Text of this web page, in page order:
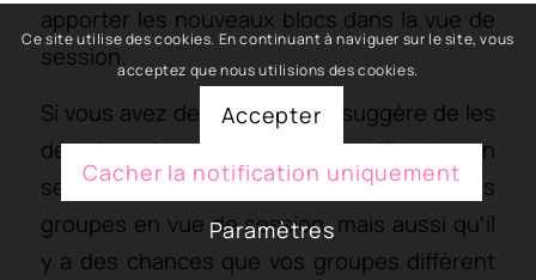
apporter les nouveaux blocs dans la vue de
session.
Si vous avez des groupes, je suggère de les
détacher. La raison en est qu’il est non
seulement peu pratique d’utiliser les
groupes en vue de session, mais aussi qu’il
y a des chances que vos groupes diffèrent
Ce site utilise des cookies. En continuant à naviguer sur le site, vous
acceptez que nous utilisions des cookies.
Accepter
Cacher la notification uniquement
Paramètres